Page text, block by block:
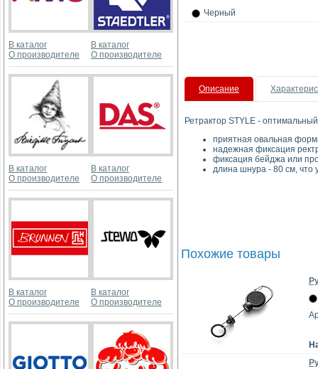
В каталог
О производителе
В каталог
О производителе
В каталог
О производителе
В каталог
О производителе
В каталог
О производителе
В каталог
О производителе
Черный
Описание
Ретрактор STYLE -
приятная овальная
надежная фиксация
фиксация бейджа или
длина шнура - 80 см, что
Похожие товары